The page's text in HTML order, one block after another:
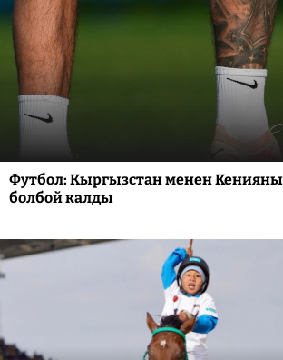
Футбол: Кыргызстан менен
болбой калды